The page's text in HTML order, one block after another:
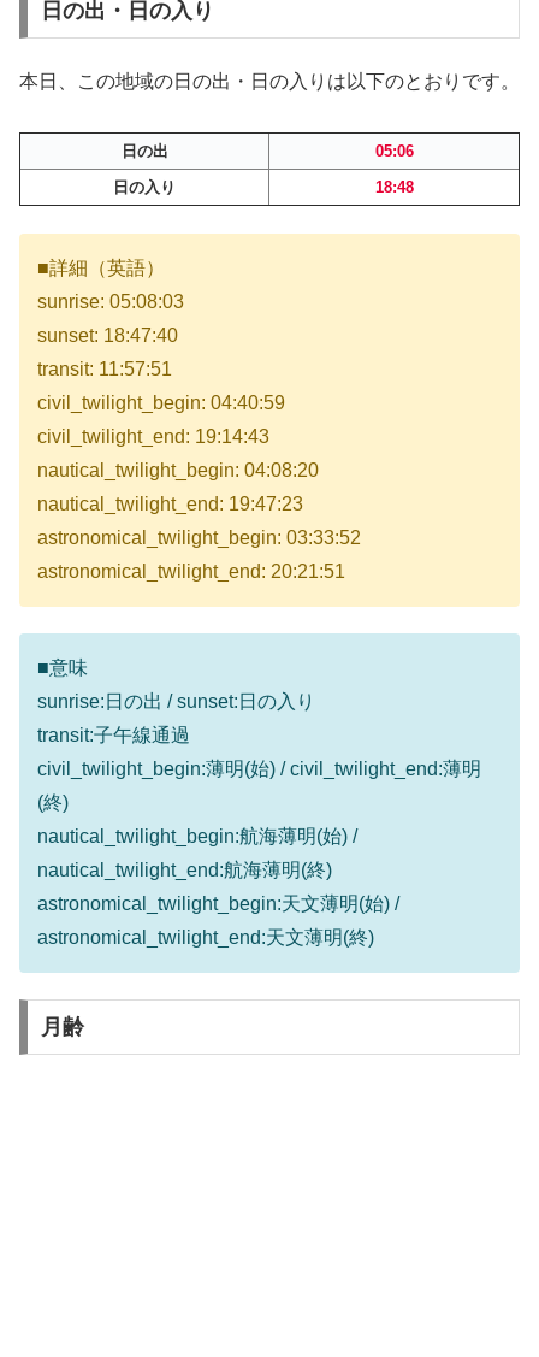
日の出・日の入り
本日、この地域の日の出・日の入りは以下のとおりです。
日の出
05:06
日の入り
18:48
■詳細（英語）
sunrise: 05:08:03
sunset: 18:47:40
transit: 11:57:51
civil_twilight_begin: 04:40:59
civil_twilight_end: 19:14:43
nautical_twilight_begin: 04:08:20
nautical_twilight_end: 19:47:23
astronomical_twilight_begin: 03:33:52
astronomical_twilight_end: 20:21:51
■意味
sunrise:日の出 / sunset:日の入り
transit:子午線通過
civil_twilight_begin:薄明(始) / civil_twilight_end:薄明
(終)
nautical_twilight_begin:航海薄明(始) /
nautical_twilight_end:航海薄明(終)
astronomical_twilight_begin:天文薄明(始) /
astronomical_twilight_end:天文薄明(終)
月齢